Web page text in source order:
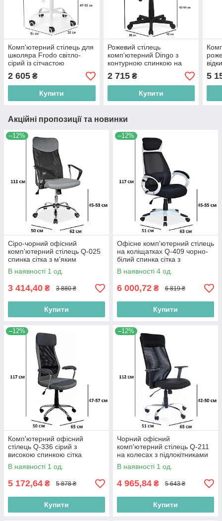
Комп'ютерний стілець для
школяра Frodo світло-
сірий із сітчастою
контурною спинкою
2 605 ₴
Купити
Рожевий стілець
комп'ютерний Dingo з
контурною спинкою на
чорній ніжці до дитячої
кімнати
2 715₴
Купити
на
5
Акційні пропозиції та новинки
–12%
Сіро-чорний офісний
комп'ютерний стілець Q-025
спинка сітка з м'яким
сидінням
В наявності 1 од.
3 414,40 ₴ 3 880 ₴
Купити
–12%
Офісне комп'ютерний стілець
на коліщатках Q-409 чорно-
білий спинка сітка з
підголовником
В наявності 4 од.
6 000,72 ₴ 6 819 ₴
Купити
–12%
Комп'ютерний офісний
стілець Q-336 сірий з
високою спинкою сітка
В наявності 1 од.
5 172,64 ₴ 5 878 ₴
Купити
–12%
Чорний офісний
комп'ютерний стілець Q-211
на колесах з підлокітниками
спинка сітка
В наявності 1 од.
4 965,84 ₴ 5 643 ₴
Купити